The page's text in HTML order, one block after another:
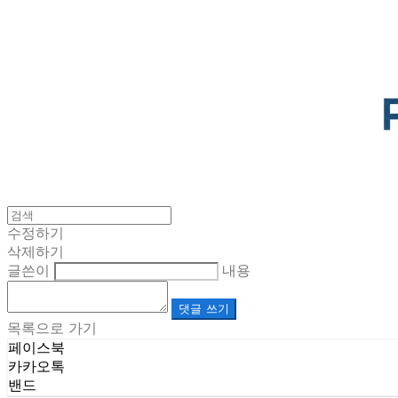
수정하기
삭제하기
글쓴이
내용
댓글 쓰기
목록으로 가기
페이스북
카카오톡
밴드